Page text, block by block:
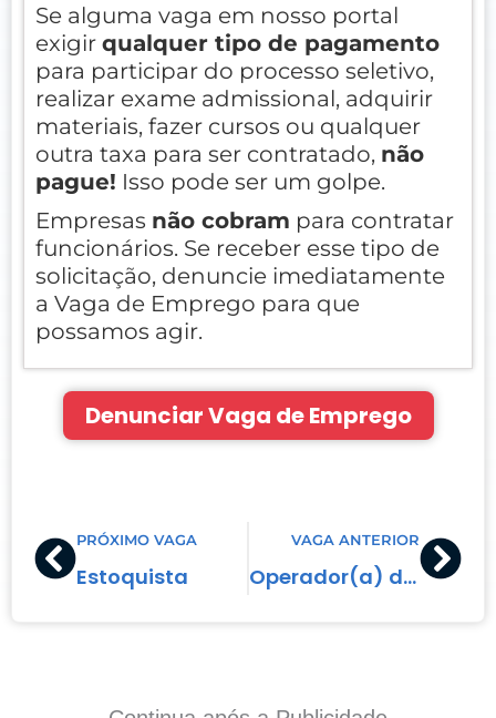
Se alguma vaga em nosso portal
exigir qualquer tipo de pagamento
para participar do processo seletivo,
realizar exame admissional, adquirir
materiais, fazer cursos ou qualquer
outra taxa para ser contratado, não
pague! Isso pode ser um golpe.
Empresas não cobram para contratar
funcionários. Se receber esse tipo de
solicitação, denuncie imediatamente
a Vaga de Emprego para que
possamos agir.
Denunciar Vaga de Emprego
Prev
PRÓXIMO VAGA
Estoquista
VAGA ANTERIOR
Operador(a) de Caixa